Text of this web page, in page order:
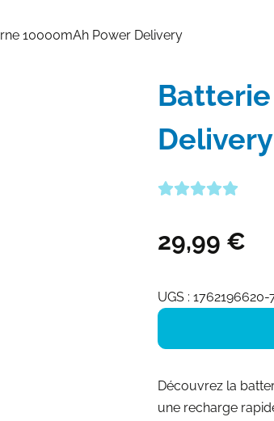
10000mAh Power Delivery
Delivery
29,99 €
UGS :1762196620-
Découvrez la
une recharge